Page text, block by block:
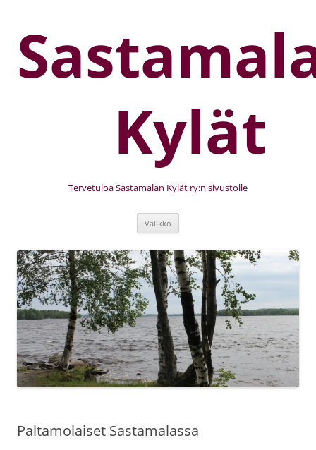
Kylät
Tervetuloa Sastamalan Kylät ry:n sivustolle
Valikko
Paltamolaiset Sastamalassa